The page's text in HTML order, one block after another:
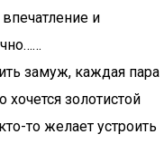
и
замуж, каждая пара
золотистой
то желает устроить